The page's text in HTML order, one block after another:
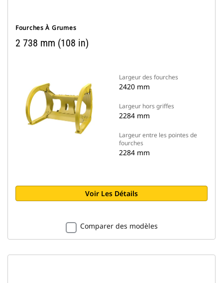
Fourches À Grumes
2 738 mm (108 in)
Largeur des fourches
2420 mm
Largeur hors griffes
2284 mm
Largeur entre les pointes de
fourches
2284 mm
Voir Les Détails
Comparer des modèles